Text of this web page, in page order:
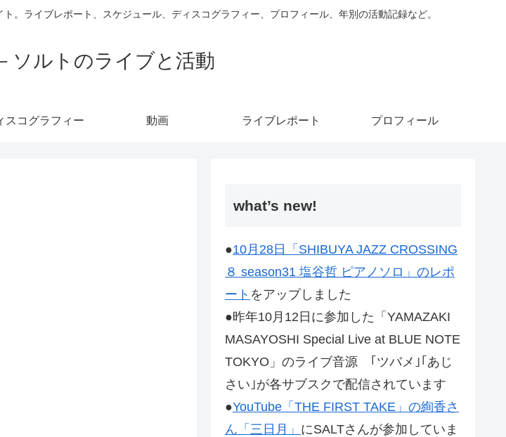
。ライブレポート、スケジュール、ディスコグラフィー、プロフィール、年別の活動記録など。
ソルトのライブと活動
スコグラフィー 動画 ライブレポート プロフィール
what’s new!
●10月28日「SHIBUYA JAZZ CROSSING
８ season31 塩谷哲 ピアノソロ」のレポ
ート をアップしました
●昨年10月12日に参加した「YAMAZAKI
MASAYOSHI Special Live at BLUE NOTE
TOKYO」のライブ音源 ｢ツバメ｣｢あじ
さい｣が各サブスクで配信されています
●YouTube「THE FIRST TAKE」の絢香さ
ん「三日月」 にSALTさんが参加していま